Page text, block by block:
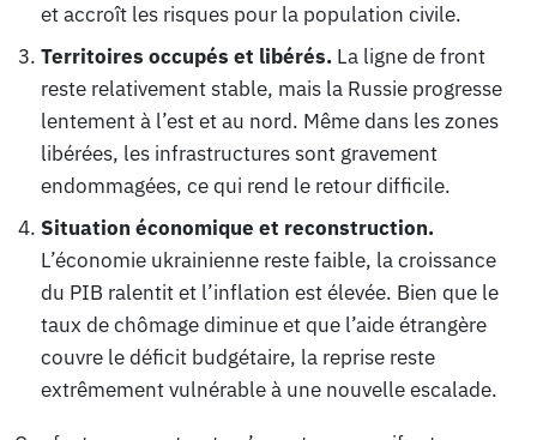
et accroît les risques pour la population civile.
Territoires occupés et libérés. La ligne de front
reste relativement stable, mais la Russie progresse
lentement à l’est et au nord. Même dans les zones
libérées, les infrastructures sont gravement
endommagées, ce qui rend le retour difficile.
Situation économique et reconstruction.
L’économie ukrainienne reste faible, la croissance
du PIB ralentit et l’inflation est élevée. Bien que le
taux de chômage diminue et que l’aide étrangère
couvre le déficit budgétaire, la reprise reste
extrêmement vulnérable à une nouvelle escalade.